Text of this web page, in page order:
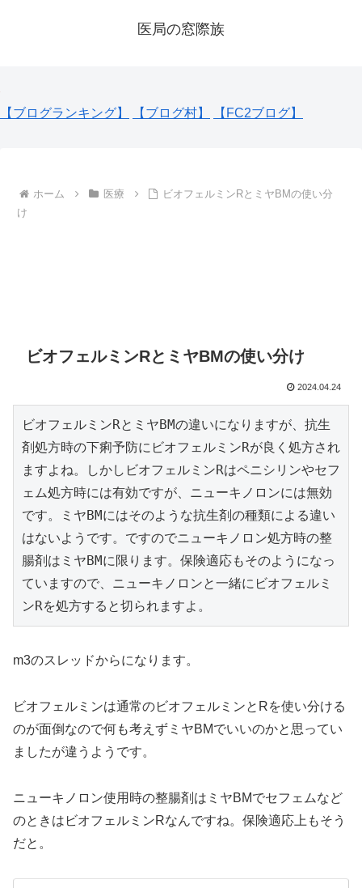
医局の窓際族
【ブログランキング】 【ブログ村】 【FC2ブログ】
ホーム 医療
ビオフェルミンRとミヤBMの使い分
け
ビオフェルミンRとミヤBMの使い分け
2024.04.24
ビオフェルミンRとミヤBMの違いになりますが、抗生
剤処方時の下痢予防にビオフェルミンRが良く処方され
ますよね。しかしビオフェルミンRはペニシリンやセフ
ェム処方時には有効ですが、ニューキノロンには無効
です。ミヤBMにはそのような抗生剤の種類による違い
はないようです。ですのでニューキノロン処方時の整
腸剤はミヤBMに限ります。保険適応もそのようになっ
ていますので、ニューキノロンと一緒にビオフェルミ
ンRを処方すると切られますよ。
m3のスレッドからになります。
ビオフェルミンは通常のビオフェルミンとRを使い分ける
のが面倒なので何も考えずミヤBMでいいのかと思ってい
ましたが違うようです。
ニューキノロン使用時の整腸剤はミヤBMでセフェムなど
のときはビオフェルミンRなんですね。保険適応上もそう
だと。